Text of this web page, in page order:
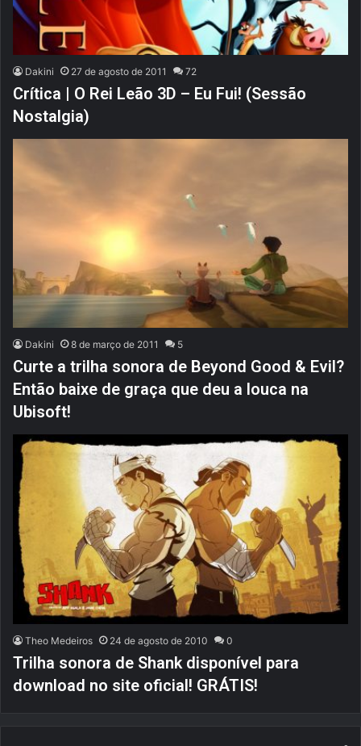
Dakini 27 de agosto de 2011 72
Crítica | O Rei Leão 3D – Eu Fui! (Sessão
Nostalgia)
Dakini 8 de março de 2011 5
Curte a trilha sonora de Beyond Good & Evil?
Então baixe de graça que deu a louca na
Ubisoft!
Theo Medeiros 24 de agosto de 2010 0
Trilha sonora de Shank disponível para
download no site oficial! GRÁTIS!